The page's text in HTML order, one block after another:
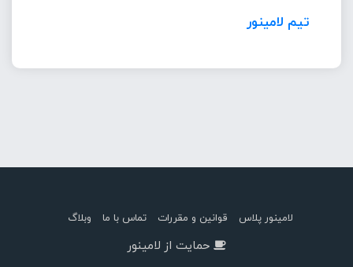
تیم لامینور
لامینور پلاس قوانین و مقررات تماس با ما وبلاگ
حمایت از لامینور